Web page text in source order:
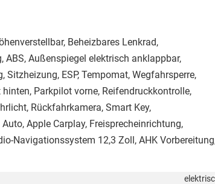
Beheizbares Lenkrad,
Außenspiegel elektrisch anklappbar,
ESP, Tempomat, Wegfahrsperre,
Parkpilot vorne, Reifendruckkontrolle,
Rückfahrkamera, Smart Key,
Apple Carplay, Freisprecheinrichtung,
Navigationssystem 12,3 Zoll, AHK